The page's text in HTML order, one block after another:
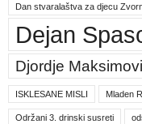
Dan stvaralaštva za djecu
Dejan
Djordje
ISKLESANE MISLI Mladen
Održani 3. drinski susreti